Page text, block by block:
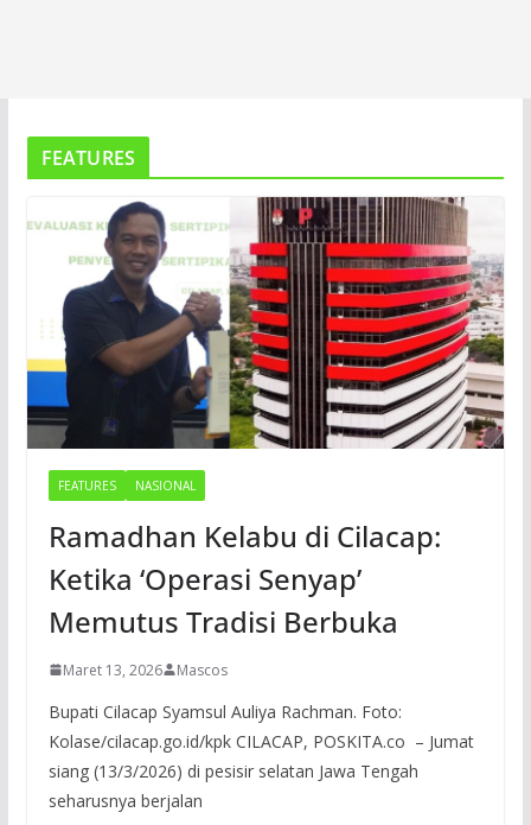
FEATURES
FEATURES NASIONAL
Ramadhan Kelabu di Cilacap:
Ketika ‘Operasi Senyap’
Memutus Tradisi Berbuka
Maret 13, 2026 Mascos
Bupati Cilacap Syamsul Auliya Rachman. Foto:
Kolase/cilacap.go.id/kpk CILACAP, POSKITA.co – Jumat
siang (13/3/2026) di pesisir selatan Jawa Tengah
seharusnya berjalan